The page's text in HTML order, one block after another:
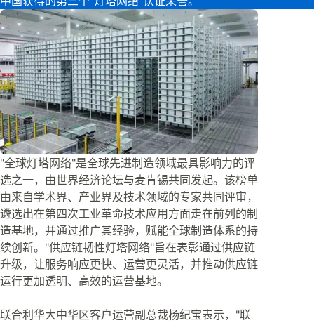
"全球灯塔网络"是全球先进制造领域最具影响力的评
选之一，由世界经济论坛与麦肯锡共同发起。该榜单
由来自学术界、产业界及技术领域的专家共同评审，
遴选出在第四次工业革命技术应用方面走在前列的制
造基地，并通过推广其经验，赋能全球制造体系的持
续创新。"供应链韧性灯塔网络"旨在表彰通过供应链
升级，让服务响应更快、运营更灵活，并推动供应链
运行更加透明、高效的运营基地。
联合利华大中华区客户运营副总裁杨纪宝表示，"联